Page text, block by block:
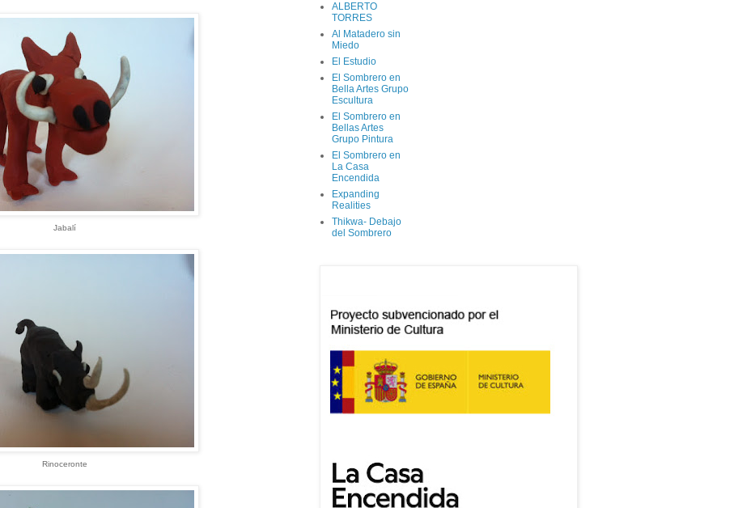
Jabalí
Rinoceronte
ALBERTO
TORRES
Al Matadero sin
Miedo
El Estudio
El Sombrero en
Bella Artes Grupo
Escultura
El Sombrero en
Bellas Artes
Grupo Pintura
El Sombrero en
La Casa
Encendida
Expanding
Realities
Thikwa- Debajo
del Sombrero